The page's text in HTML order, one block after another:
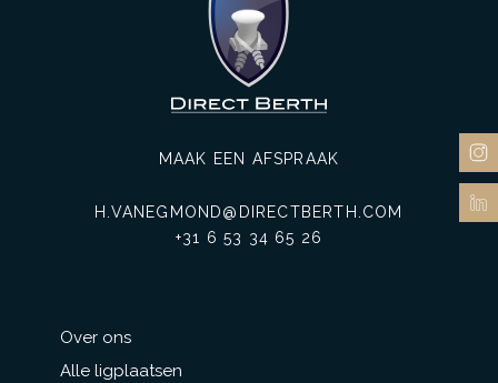
Over ons
Alle ligplaatsen
MAAK EEN AFSPRAAK
H.VANEGMOND@DIRECTBERTH.COM
+31 6 53 34 65 26